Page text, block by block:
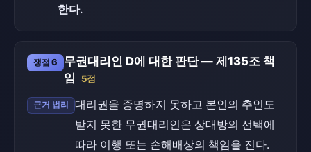
한다.
쟁점 6
무권대리인 D에 대한 판단 — 제135조 책
임
5점
근거 법리
대리권을 증명하지 못하고 본인의 추인도
받지 못한 무권대리인은 상대방의 선택에
따라 이행 또는 손해배상의 책임을 진다.